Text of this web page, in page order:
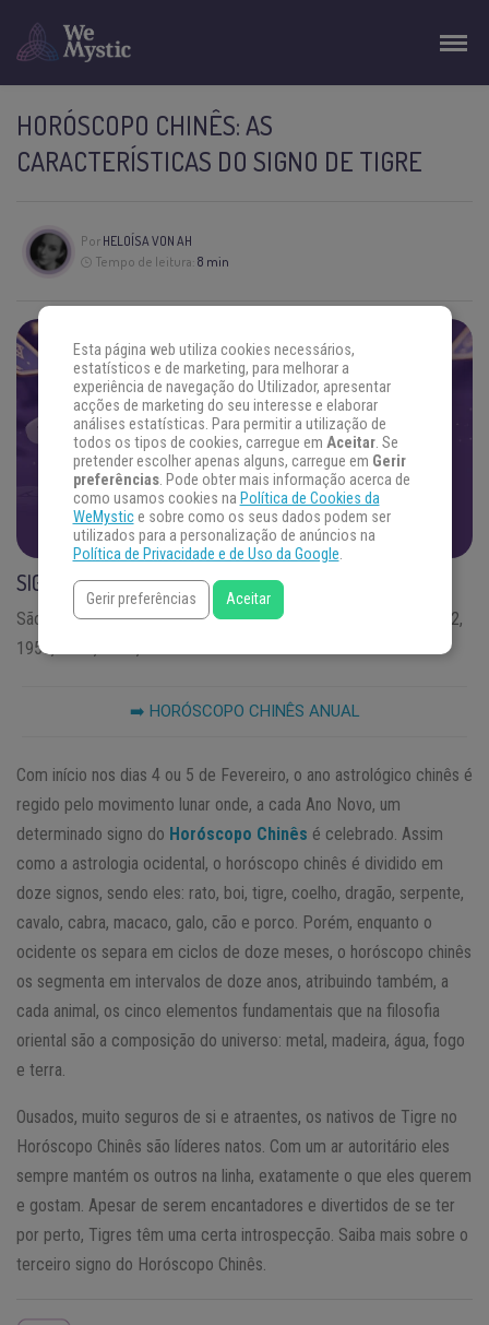
HORÓSCOPO CHINÊS: AS
CARACTERÍSTICAS DO SIGNO DE TIGRE
Por HELOÍSA VON AH
Tempo de leitura: 8 min
ENCONTRE AS RESPOSTAS QUE
VOCÊ PROCURA
Concentre sua energia na sua pergunta e escolha um
oráculo. Se prepare.
DESCUBRA AS RESPOSTAS
SIGNO DE TIGRE
São do signo Tigre os que nasceram em 1998, 1986, 1974, 1962,
1950, 1938, 1926, 1914
➡️ HORÓSCOPO CHINÊS ANUAL
Com início nos dias 4 ou 5 de Fevereiro, o ano astrológico chinês é
regido pelo movimento lunar onde, a cada Ano Novo, um
determinado signo do Horóscopo Chinês é celebrado. Assim
como a astrologia ocidental, o horóscopo chinês é dividido em
doze signos, sendo eles: rato, boi, tigre, coelho, dragão, serpente,
cavalo, cabra, macaco, galo, cão e porco. Porém, enquanto o
ocidente os separa em ciclos de doze meses, o horóscopo chinês
os segmenta em intervalos de doze anos, atribuindo também, a
cada animal, os cinco elementos fundamentais que na filosofia
oriental são a composição do universo: metal, madeira, água, fogo
e terra.
Ousados, muito seguros de si e atraentes, os nativos de Tigre no
Horóscopo Chinês são líderes natos. Com um ar autoritário eles
sempre mantém os outros na linha, exatamente o que eles querem
e gostam. Apesar de serem encantadores e divertidos de se ter
por perto, Tigres têm uma certa introspecção. Saiba mais sobre o
terceiro signo do Horóscopo Chinês.
Esta página web utiliza cookies necessários,
estatísticos e de marketing, para melhorar a
experiência de navegação do Utilizador, apresentar
acções de marketing do seu interesse e elaborar
análises estatísticas. Para permitir a utilização de
todos os tipos de cookies, carregue em Aceitar. Se
pretender escolher apenas alguns, carregue em Gerir
preferências. Pode obter mais informação acerca de
como usamos cookies na Política de Cookies da
WeMystice sobre como os seus dados podem ser
utilizados para a personalização de anúncios na
Política de Privacidade e de Uso da Google.
Gerir preferências Aceitar